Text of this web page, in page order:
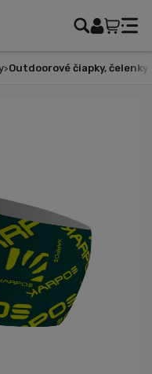
Outdoorové čiapky, čelenky